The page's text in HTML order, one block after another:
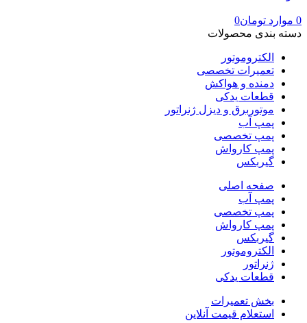
0 موارد تومان0
دسته بندی محصولات
الکتروموتور
تعمیرات تخصصی
دمنده و هواکش
قطعات یدکی
موتوربرق و دیزل ژنراتور
پمپ آب
پمپ تخصصی
پمپ کارواش
گیربکس
صفحه اصلی
پمپ آب
پمپ تخصصی
پمپ کارواش
گیربکس
الکتروموتور
ژنراتور
قطعات یدکی
بخش تعمیرات
استعلام قیمت آنلاین